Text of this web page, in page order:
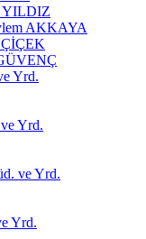
YILDIZ
AKKAYA
Yrd.
Yrd.
ve Yrd.
Yrd.